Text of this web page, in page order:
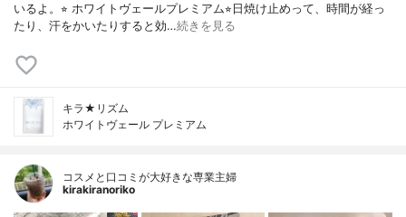
いるよ。⭐︎ ホワイトヴェールプレミアム⭐︎日焼け止めって、時間が経っ
たり、汗をかいたりすると効…続きを見る
キラ★リズム
ホワイトヴェール プレミアム
コスメと口コミが大好きな専業主婦
kirakiranoriko